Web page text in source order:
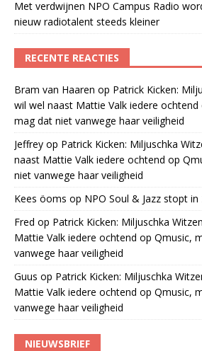
Met verdwijnen NPO Campus Radio
nieuw radiotalent steeds kleiner
RECENTE REACTIES
Bram van Haaren op Patrick Kicken:
wil wel naast Mattie Valk iedere
mag dat niet vanwege haar veiligheid
Jeffrey op Patrick Kicken: Miljuschka
naast Mattie Valk iedere ochtend op
niet vanwege haar veiligheid
Kees öoms op NPO Soul & Jazz stopt in
Fred op Patrick Kicken: Miljuschka
Mattie Valk iedere ochtend op Qmusic,
vanwege haar veiligheid
Guus op Patrick Kicken: Miljuschka
Mattie Valk iedere ochtend op Qmusic,
vanwege haar veiligheid
NIEUWSBRIEF